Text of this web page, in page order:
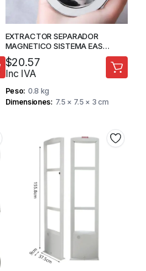
EXTRACTOR SEPARADOR
MAGNETICO SISTEMA EAS
DESACTIVADOR
$20.57
Inc IVA
Peso 0.8 kg
Dimensiones
7.5 × 7.5 × 3 cm